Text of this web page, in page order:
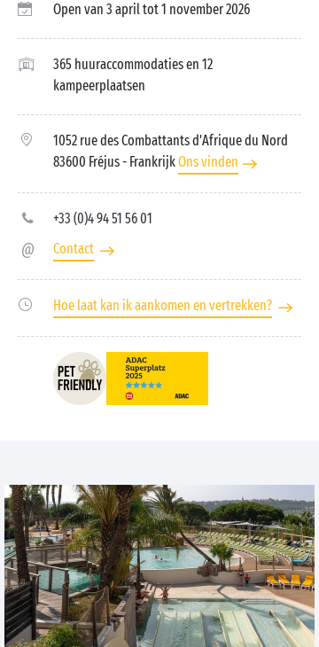
Open van 3 april tot 1 november 2026
365 huuraccommodaties en 12
kampeerplaatsen
1052 rue des Combattants d'Afrique du Nord
83600 Fréjus- FrankrijkOns vinden
+33 (0)4 94 51 56 01
Contact
Hoe laat kan ik aankomen en vertrekken?